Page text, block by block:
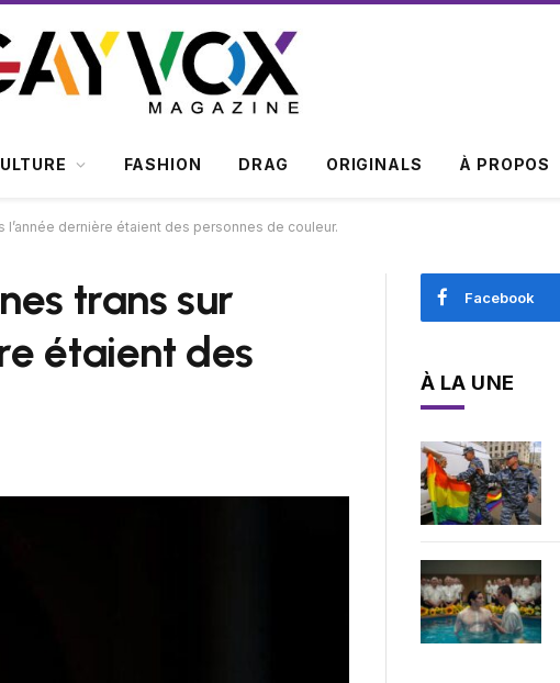
FASHION DRAG ORIGINALS À PROPOS
dernière étaient des personnes de couleur.
trans sur
étaient des
Facebook
À LA UNE